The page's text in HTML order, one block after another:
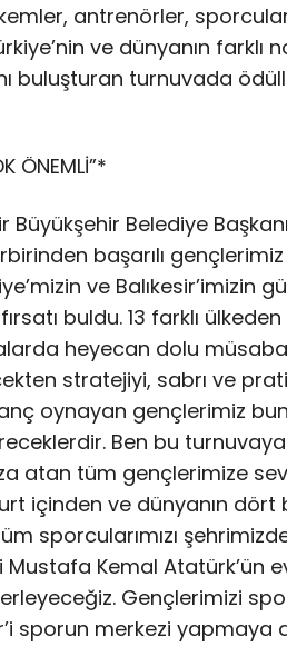
antrenörler,
ve dünyanın farklı
buluşturan turnuvada
ÖNEMLİ”*
Büyükşehir Belediye
başarılı
ve Balıkesir’imizin
buldu. 13 farklı
heyecan dolu
stratejiyi, sabrı ve
oynayan gençlerimiz
Ben bu turnuvaya
atan tüm gençlerimize
içinden ve dünyanın dört
sporcularımızı
Kemal Atatürk’ün
Gençlerimizi
sporun merkezi yapmaya